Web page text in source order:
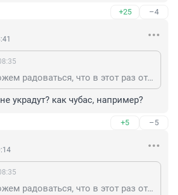
+25 –4
Да). Но мы можем радоваться, что в этот раз отдали местным буржуям, до того деньги вкладывались под небольшой процент в чужую экономику. В Турции электростанции строим за свои деньги в надежде, что не пошлют, в Африку отправили не так давно 50 000 тонн зерна, современные школы в СрАзии, надругавшейся над русскими, и так далее. Квартиры и пособия им же здесь, и с теми же сопутствующими эффектами. Немного поддержать свою индустрию целевой закупкой техники уже не выглядит безоговорочным разбазариванием на таком-то фоне…
украдут? как чубас, например?
+5 –5
Да). Но мы можем радоваться, что в этот раз отдали местным буржуям, до того деньги вкладывались под небольшой процент в чужую экономику. В Турции электростанции строим за свои деньги в надежде, что не пошлют, в Африку отправили не так давно 50 000 тонн зерна, современные школы в СрАзии, надругавшейся над русскими, и так далее. Квартиры и пособия им же здесь, и с теми же сопутствующими эффектами. Немного поддержать свою индустрию целевой закупкой техники уже не выглядит безоговорочным разбазариванием на таком-то фоне…